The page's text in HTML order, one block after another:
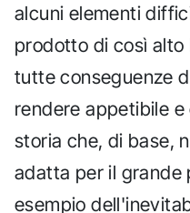
alcuni elementi
prodotto di così alto
tutte conseguenze
rendere appetibile
storia che, di base,
adatta per il grande
esempio